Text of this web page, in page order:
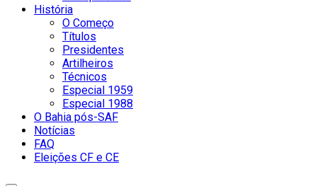
História
O Começo
Títulos
Presidentes
Artilheiros
Técnicos
Especial 1959
Especial 1988
O Bahia pós-SAF
Notícias
FAQ
Eleições CF e CE